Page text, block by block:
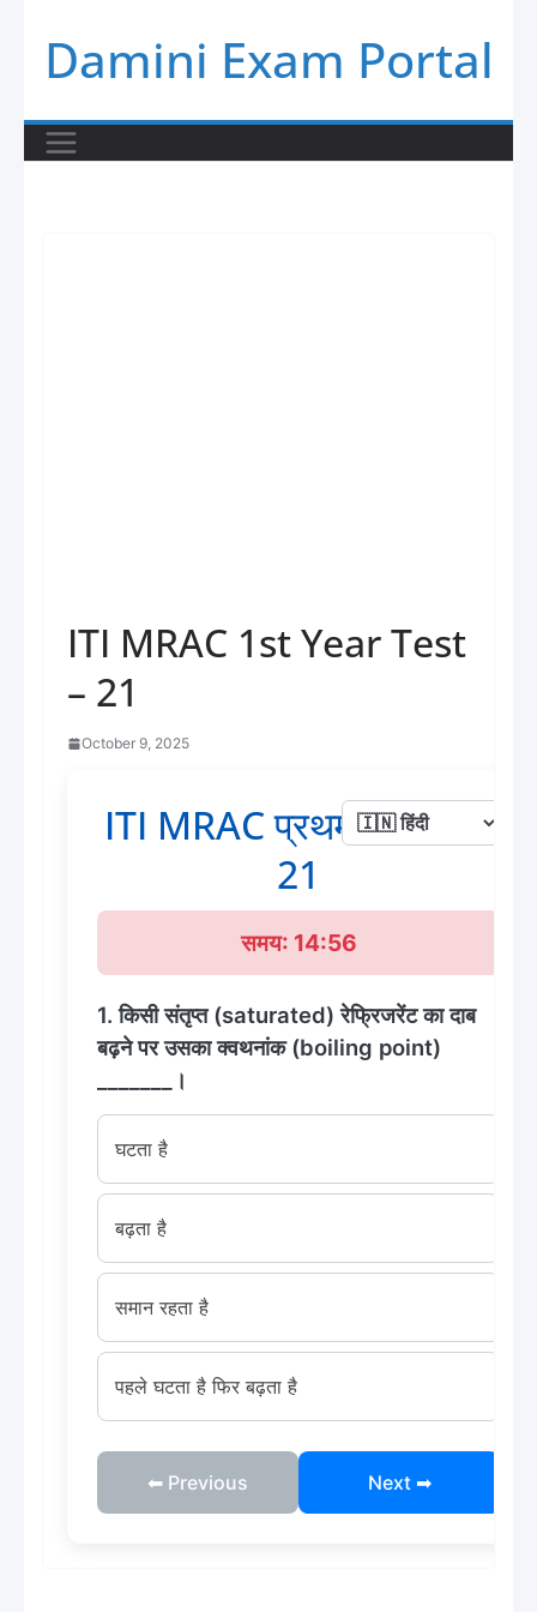
content
Damini Exam Portal
ITI MRAC 1st Year Test
– 21
October 9, 2025
ITI MRAC प्रथम वर्ष टेस्ट -
21
समय: 14:56
1. किसी संतृप्त (saturated) रेफ्रिजरेंट का दाब
बढ़ने पर उसका क्वथनांक (boiling point)
_______।
घटता है
बढ़ता है
समान रहता है
पहले घटता है फिर बढ़ता है
⬅ Previous Next ➡